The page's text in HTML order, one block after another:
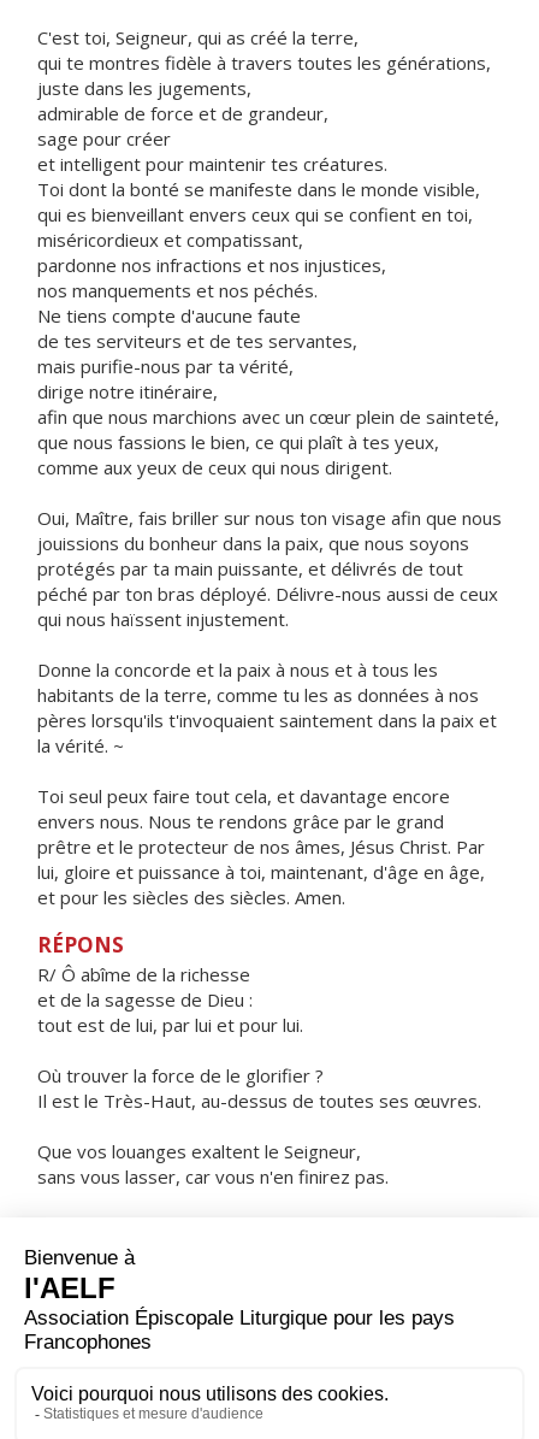
C'est toi, Seigneur, qui as créé la terre,
qui te montres fidèle à travers toutes les générations,
juste dans les jugements,
admirable de force et de grandeur,
sage pour créer
et intelligent pour maintenir tes créatures.
Toi dont la bonté se manifeste dans le monde visible,
qui es bienveillant envers ceux qui se confient en toi,
miséricordieux et compatissant,
pardonne nos infractions et nos injustices,
nos manquements et nos péchés.
Ne tiens compte d'aucune faute
de tes serviteurs et de tes servantes,
mais purifie-nous par ta vérité,
dirige notre itinéraire,
afin que nous marchions avec un cœur plein de sainteté,
que nous fassions le bien, ce qui plaît à tes yeux,
comme aux yeux de ceux qui nous dirigent.
Oui, Maître, fais briller sur nous ton visage afin que nous
jouissions du bonheur dans la paix, que nous soyons
protégés par ta main puissante, et délivrés de tout
péché par ton bras déployé. Délivre-nous aussi de ceux
qui nous haïssent injustement.
Donne la concorde et la paix à nous et à tous les
habitants de la terre, comme tu les as données à nos
pères lorsqu'ils t'invoquaient saintement dans la paix et
la vérité. ~
Toi seul peux faire tout cela, et davantage encore
envers nous. Nous te rendons grâce par le grand
prêtre et le protecteur de nos âmes, Jésus Christ. Par
lui, gloire et puissance à toi, maintenant, d'âge en âge,
et pour les siècles des siècles. Amen.
RÉPONS
R/ Ô abîme de la richesse
et de la sagesse de Dieu :
tout est de lui, par lui et pour lui.
Où trouver la force de le glorifier ?
Il est le Très-Haut, au-dessus de toutes ses œuvres.
Que vos louanges exaltent le Seigneur,
sans vous lasser, car vous n'en finirez pas.
et à ceux qui l'aiment il a donné la sagesse.
ORAISON
en ta bonté : donne à chacun la claire vision de ce qu'il
doit faire et la force de l'accomplir.